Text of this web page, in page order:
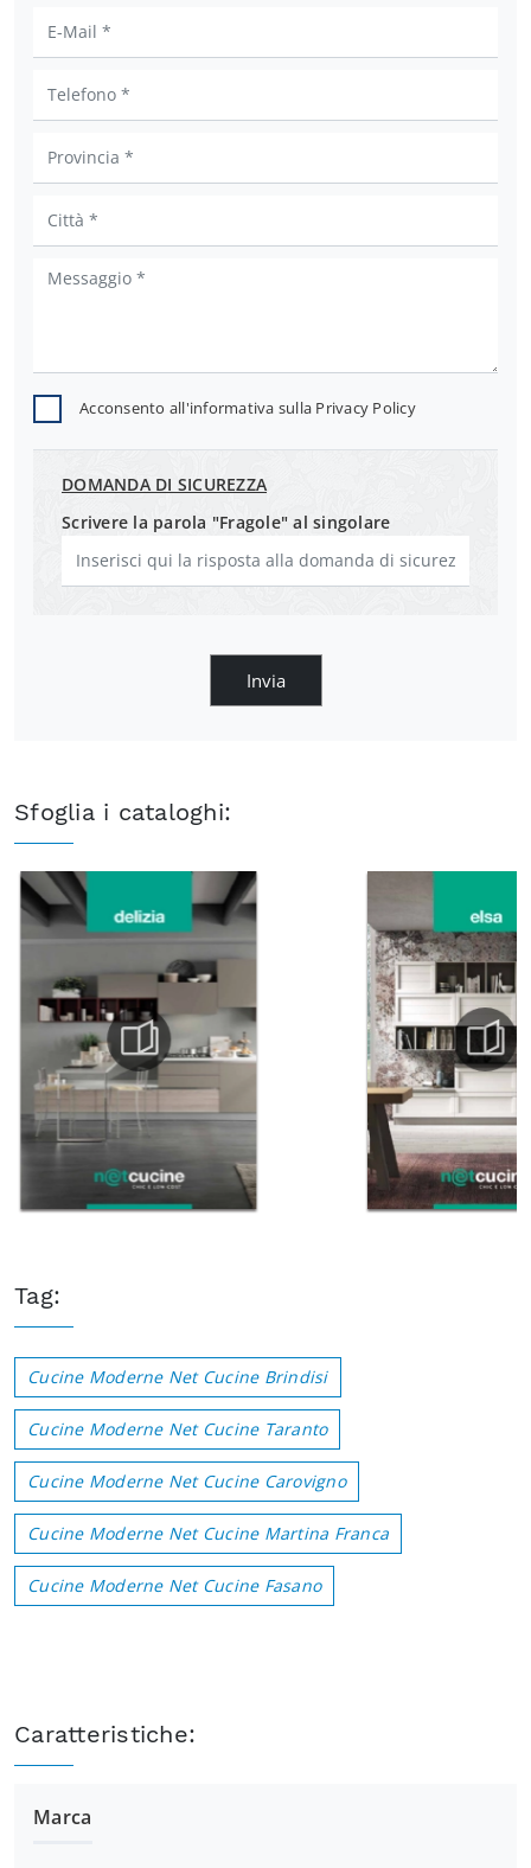
Acconsento all'informativa sulla Privacy Policy
DOMANDA DI SICUREZZA
Scrivere la parola "Fragole" al singolare
Invia
Sfoglia i cataloghi:
Tag:
Cucine Moderne Net Cucine Brindisi
Cucine Moderne Net Cucine Taranto
Cucine Moderne Net Cucine Carovigno
Cucine Moderne Net Cucine Martina Franca
Cucine Moderne Net Cucine Fasano
Caratteristiche:
Marca